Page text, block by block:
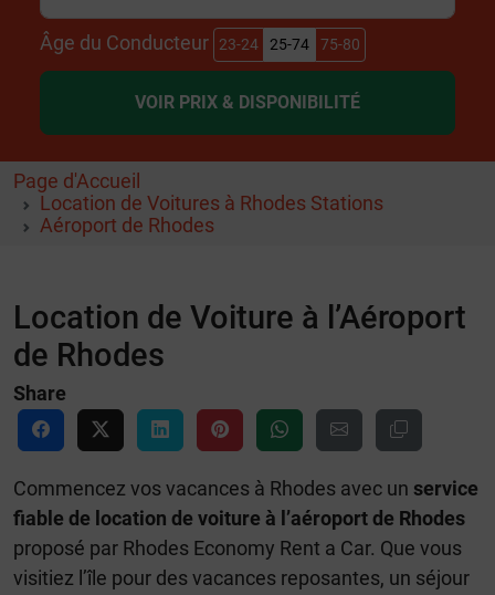
Âge du Conducteur 23-24 25-74 75-80
VOIR PRIX & DISPONIBILITÉ
Page d'Accueil
Location de Voitures à Rhodes Stations
Aéroport de Rhodes
Location de Voiture à l’Aéroport
de Rhodes
Share
Commencez vos vacances à Rhodes avec un service
fiable de location de voiture à l’aéroport de Rhodes
proposé par Rhodes Economy Rent a Car. Que vous
visitiez l’île pour des vacances reposantes, un séjour